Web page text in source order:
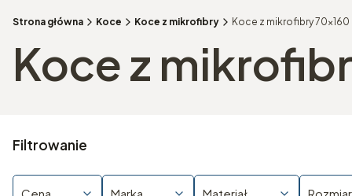
Strona główna Koce Koce z mikrofibry Koce z mikrofibry 70x160
Koce z
Filtrowanie